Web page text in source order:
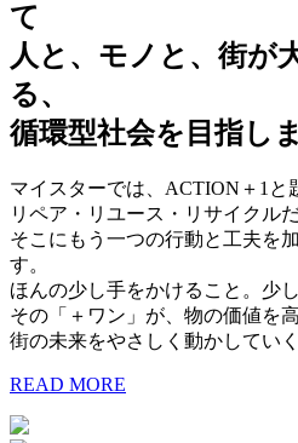
て
人と、モノと、街が
る、
循環型社会を目指しま
マイスターでは、ACTION＋1と
リペア・リユース・リサイクル
そこにもう一つの行動と工夫を
す。
ほんの少し手をかけること。少
その「＋ワン」が、物の価値を
街の未来をやさしく動かしてい
READ MORE